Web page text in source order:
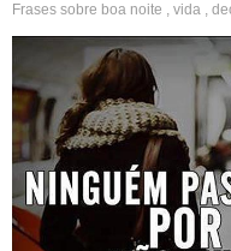
Frases sobre boa noite , vida ,